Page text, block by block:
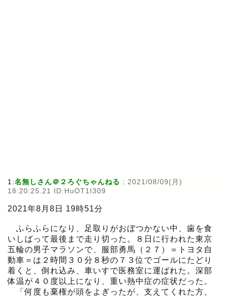
1:名無しさん＠２ろぐちゃんねる : 2021/08/09(月)
18:20:25.21 ID:HuOT1I309
2021年8月8日 19時51分
ふらふらになり、足取りがおぼつかない中、歯を食
いしばって最後まで走り切った。８日に行われた東京
五輪の男子マラソンで、服部勇馬（２７）＝トヨタ自
動車＝は２時間３０分８秒の７３位でゴールにたどり
着くと、倒れ込み、車いすで医務室に運ばれた。深部
体温が４０度以上になり、重い熱中症の症状だった。
「何度も棄権が頭をよぎったが、支えてくれた方、